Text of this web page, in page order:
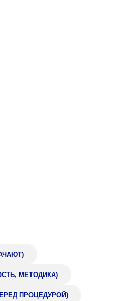
МЕТОДИКА)
ПРОЦЕДУРОЙ)